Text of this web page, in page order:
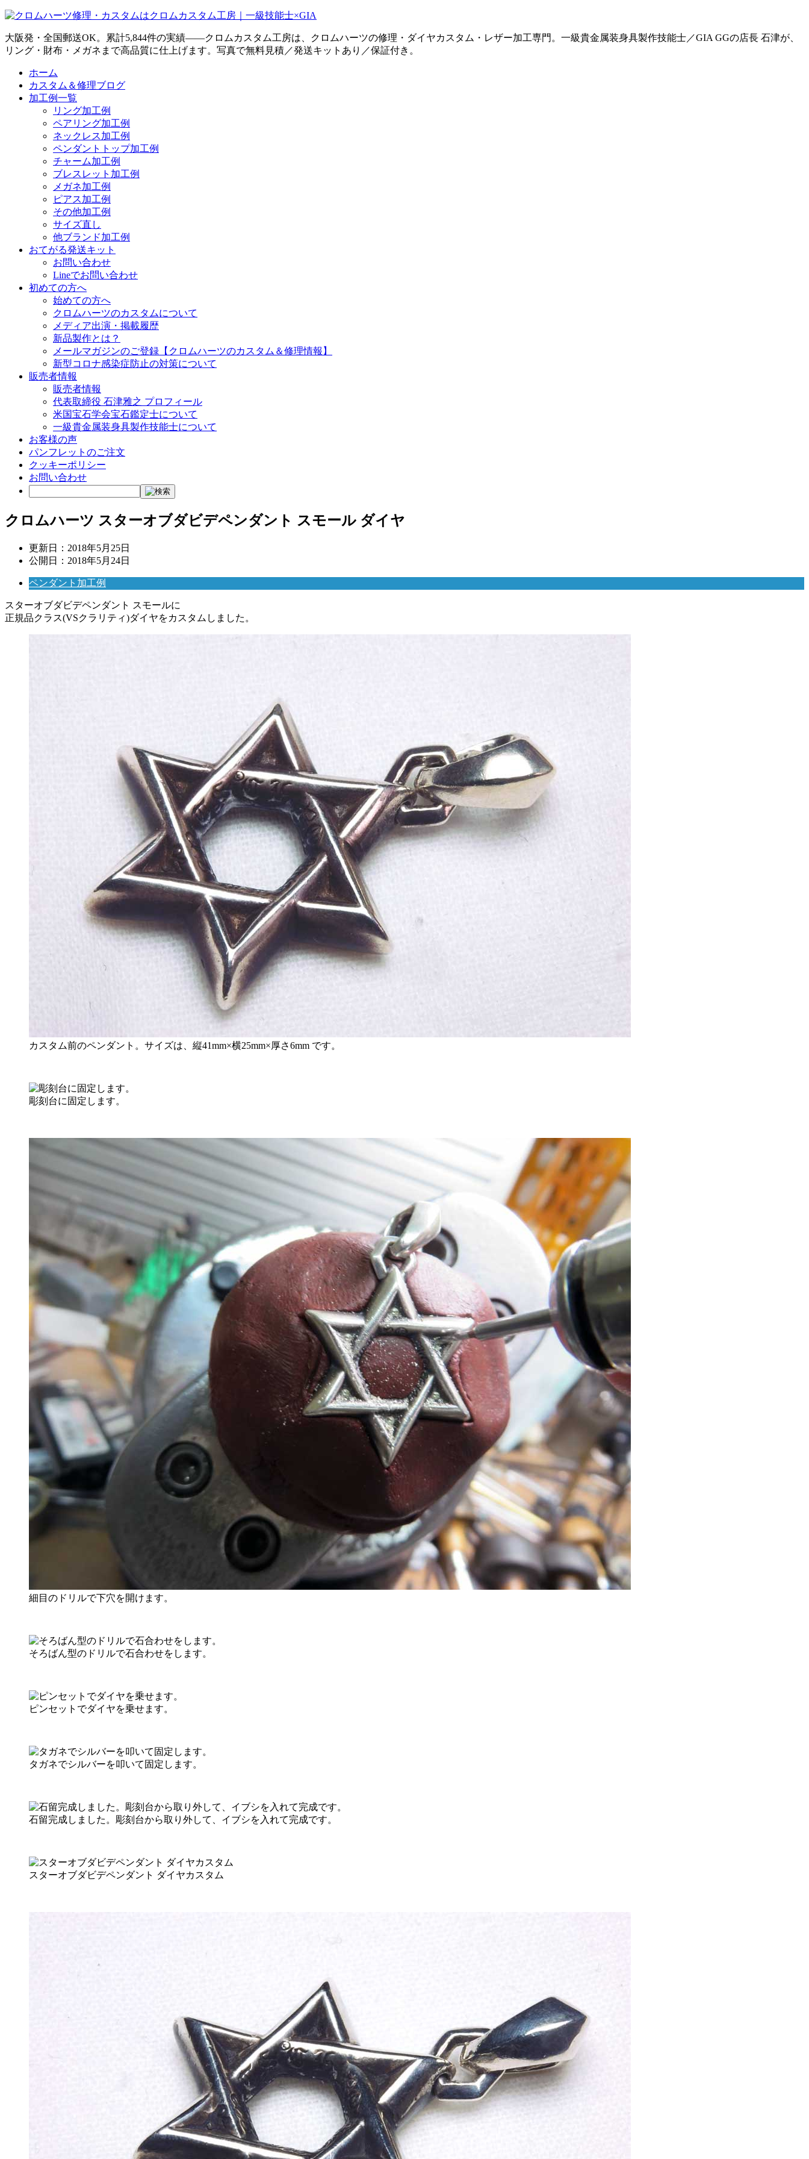
大阪発・全国郵送OK。累計5,844件の実績——クロムカスタム工房は、クロムハーツの修理・ダイヤカスタム・レザー加工専門。一級貴金属装身具製作技能士／GIA GGの店長 石津が、
リング・財布・メガネまで高品質に仕上げます。写真で無料見積／発送キットあり／保証付き。
ホーム
カスタム＆修理ブログ
加工例一覧
リング加工例
ペアリング加工例
ネックレス加工例
ペンダントトップ加工例
チャーム加工例
ブレスレット加工例
メガネ加工例
ピアス加工例
その他加工例
サイズ直し
他ブランド加工例
おてがる発送キット
お問い合わせ
Lineでお問い合わせ
初めての方へ
始めての方へ
クロムハーツのカスタムについて
メディア出演・掲載履歴
新品製作とは？
メールマガジンのご登録【クロムハーツのカスタム＆修理情報】
新型コロナ感染症防止の対策について
販売者情報
販売者情報
代表取締役 石津雅之 プロフィール
米国宝石学会宝石鑑定士について
一級貴金属装身具製作技能士について
お客様の声
パンフレットのご注文
クッキーポリシー
お問い合わせ
クロムハーツ スターオブダビデペンダント スモール ダイヤ
更新日： 2018年5月25日
公開日： 2018年5月24日
ペンダント加工例
スターオブダビデペンダント スモールに
正規品クラス(VSクラリティ)ダイヤをカスタムしました。
カスタム前のペンダント。サイズは、縦41mm×横25mm×厚さ6mm です。
彫刻台に固定します。
細目のドリルで下穴を開けます。
そろばん型のドリルで石合わせをします。
ピンセットでダイヤを乗せます。
タガネでシルバーを叩いて固定します。
石留完成しました。彫刻台から取り外して、イブシを入れて完成です。
スターオブダビデペンダント ダイヤカスタム